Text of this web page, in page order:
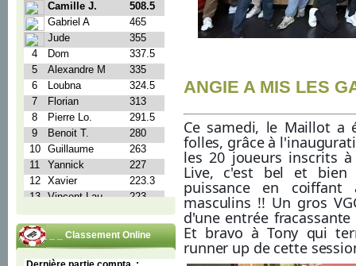
_ _ _ Classement Online
ANGIE A MIS LES
Ce samedi, le Maillot a
folles, grâce à
les 20 joueurs inscrits
Live, c'est bel et
puissance en coiffant
masculins !! Un gros
d'une entrée
Et bravo à Tony qui
runner up de cette